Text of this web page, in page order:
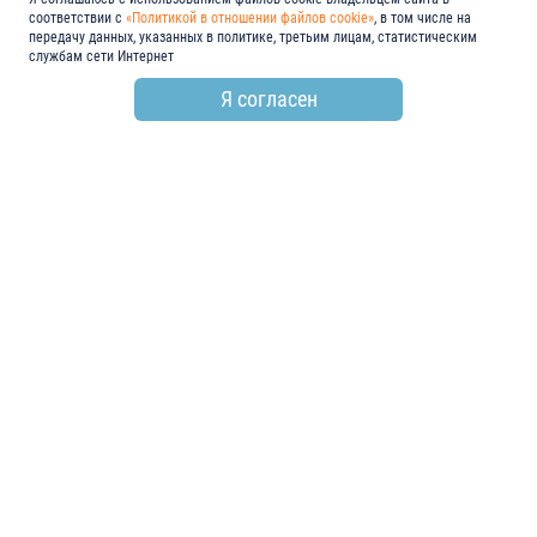
соответствии с «Политикой в отношении файлов cookie», в том числе на
передачу данных, указанных в политике, третьим лицам, статистическим
службам сети Интернет
Я согласен